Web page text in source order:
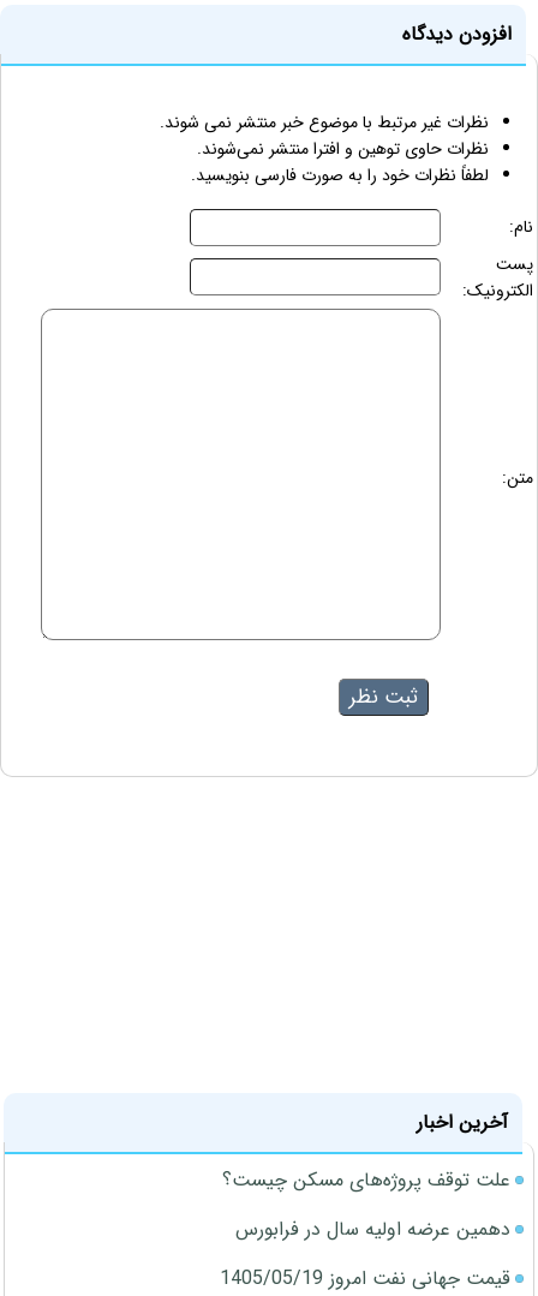
افزودن دیدگاه
نظرات غیر مرتبط با موضوع خبر منتشر نمی شوند.
نظرات حاوی توهین و افترا منتشر نمی‌شوند.
لطفاً نظرات خود را به صورت فارسی بنویسید.
نام:
پست
الکترونیک:
متن:
آخرین اخبار
علت توقف پروژه‌های مسکن چیست؟
دهمین عرضه اولیه سال در فرابورس
قیمت جهانی نفت امروز 1405/05/19